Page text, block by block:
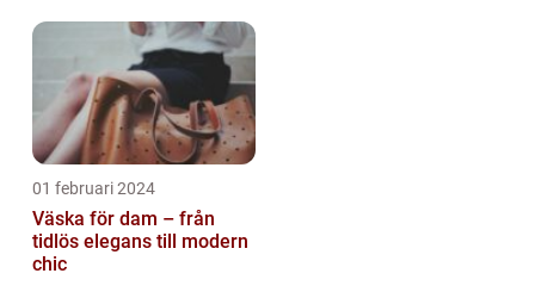
01 februari 2024
Väska för dam – från
tidlös elegans till modern
chic